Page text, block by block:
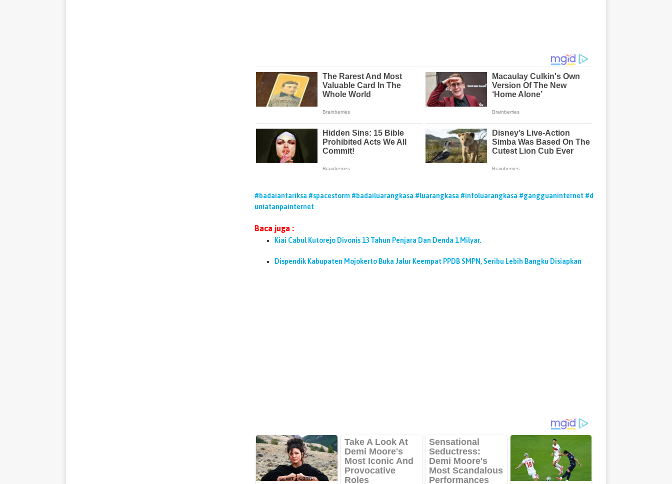
#badaiantariksa #spacestorm #badailuarangkasa #luarangkasa #infoluarangkasa #gangguaninternet #d
uniatanpainternet
Baca juga :
Kiai Cabul Kutorejo Divonis 13 Tahun Penjara Dan Denda 1 Milyar.
Dispendik Kabupaten Mojokerto Buka Jalur Keempat PPDB SMPN, Seribu Lebih Bangku Disiapkan